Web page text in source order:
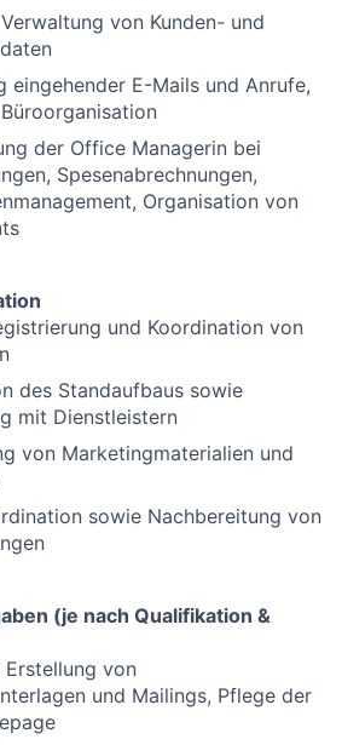
von Kunden- und
eingehender E-Mails und Anrufe,
der Office Managerin bei
Spesenabrechnungen,
Organisation von
und Koordination von
des Standaufbaus sowie
mit Dienstleistern
von Marketingmaterialien und
sowie Nachbereitung von
(je nach Qualifikation &
Erstellung von
und Mailings, Pflege der